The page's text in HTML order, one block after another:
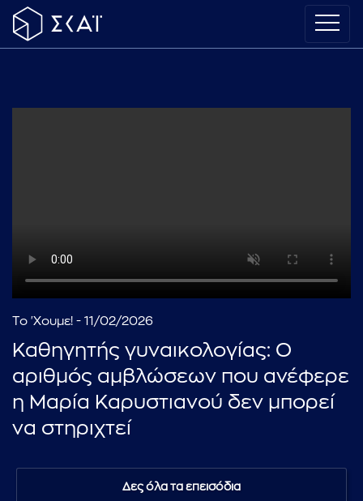
Το 'Χουμε! - 11/02/2026
Καθηγητής γυναικολογίας: Ο
αριθμός αμβλώσεων που ανέφερε
η Μαρία Καρυστιανού δεν μπορεί
να στηριχτεί
Δες όλα τα επεισόδια